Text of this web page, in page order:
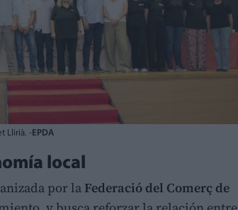
Llirià. -EPDA
local
por laFederació del Comerç de